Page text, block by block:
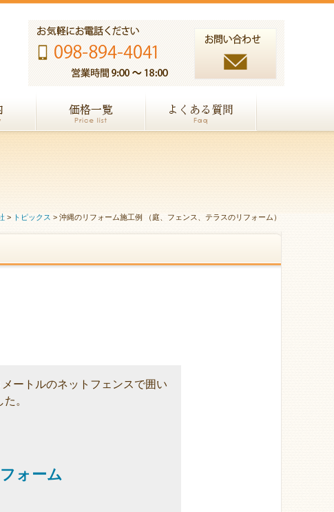
> トピックス > 沖縄のリフォーム施工例 （庭、フェンス、テラスのリフォーム）
ートルのネットフェンスで囲い
。
ォーム